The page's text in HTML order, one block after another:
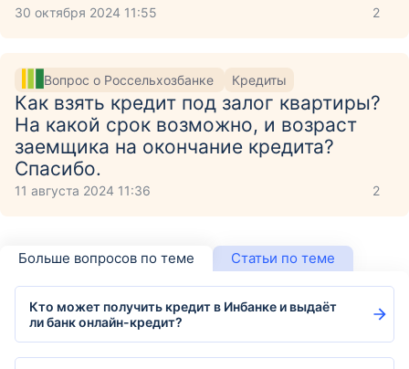
30 октября 2024 11:55 2
Вопрос о Россельхозбанке Кредиты
Как взять кредит под залог квартиры?
На какой срок возможно, и возраст
заемщика на окончание кредита?
Спасибо.
11 августа 2024 11:36 2
Больше вопросов по теме Статьи по теме
Кто может получить кредит в Инбанке и выдаёт
ли банк онлайн-кредит?